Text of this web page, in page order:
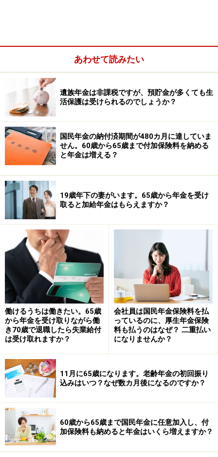
入、40年間の年収は一定でボーナスは含まれるとしま
す。したがって老齢厚生年金額は、先ほどの（2）の計
算式を使って算出します。
老齢基礎年金は令和8年度で満額の月額7万608円を受給
できると仮定します。この条件で考えると、将来、毎月
21万円の年金を受け取るためには、老齢厚生年金は月額
13万9392円（21万円－7万608円）受け取る必要があり
ます。
老齢厚生年金を月額13万9392円（年額167万2704円）受
け取るための年収を以下の計算式で計算します。
●計算式
平均標準報酬額×5.769／1000×480カ月（加入期間）＝
167万2704円（年間の老齢厚生年金受給額）
平均標準報酬額＝167万2704円／（5.769／1000×480）
≒60万4056円
平均標準報酬月額を年収に換算します。
60万4056円×12カ月≒724万8672円（年収）
したがって、毎月21万円の年金を受け取るために必要な
生涯平均年収の目安は724万8672円（月額およそ60万
4056円）となります。
また、要件を満たす配偶者がいると、配偶者が65歳にな
るまで配偶者加給年金額が老齢厚生年金に上乗せされま
す。
※現在の制度をもとにした計算で、将来の年金額を保証
するものではありません。
※経過的加算は考慮していません。
あわせて読みたい
遺族年金は非課税ですが、預貯金が多くても生
活保護は受けられるのでしょうか？
国民年金の納付済期間が480カ月に達していま
せん。60歳から65歳まで付加保険料を納める
と年金は増える？
19歳年下の妻がいます。65歳から年金を受け
取ると加給年金はもらえますか？
働けるうちは働きたい。65歳
から年金を受け取りながら働
き70歳で退職したら失業給付
は受け取れますか？
会社員は国民年金保険料を払
っているのに、厚生年金保険
料も払うのはなぜ？ 二重払い
になりませんか？
11月に65歳になります。老齢年金の初回振り
込みはいつ？なぜ数カ月後になるのですか？
60歳から65歳まで国民年金に任意加入し、付
加保険料も納めると年金はいくら増えますか？